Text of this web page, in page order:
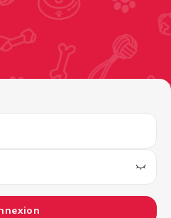
profile%2F0b9643ae-c8cd-